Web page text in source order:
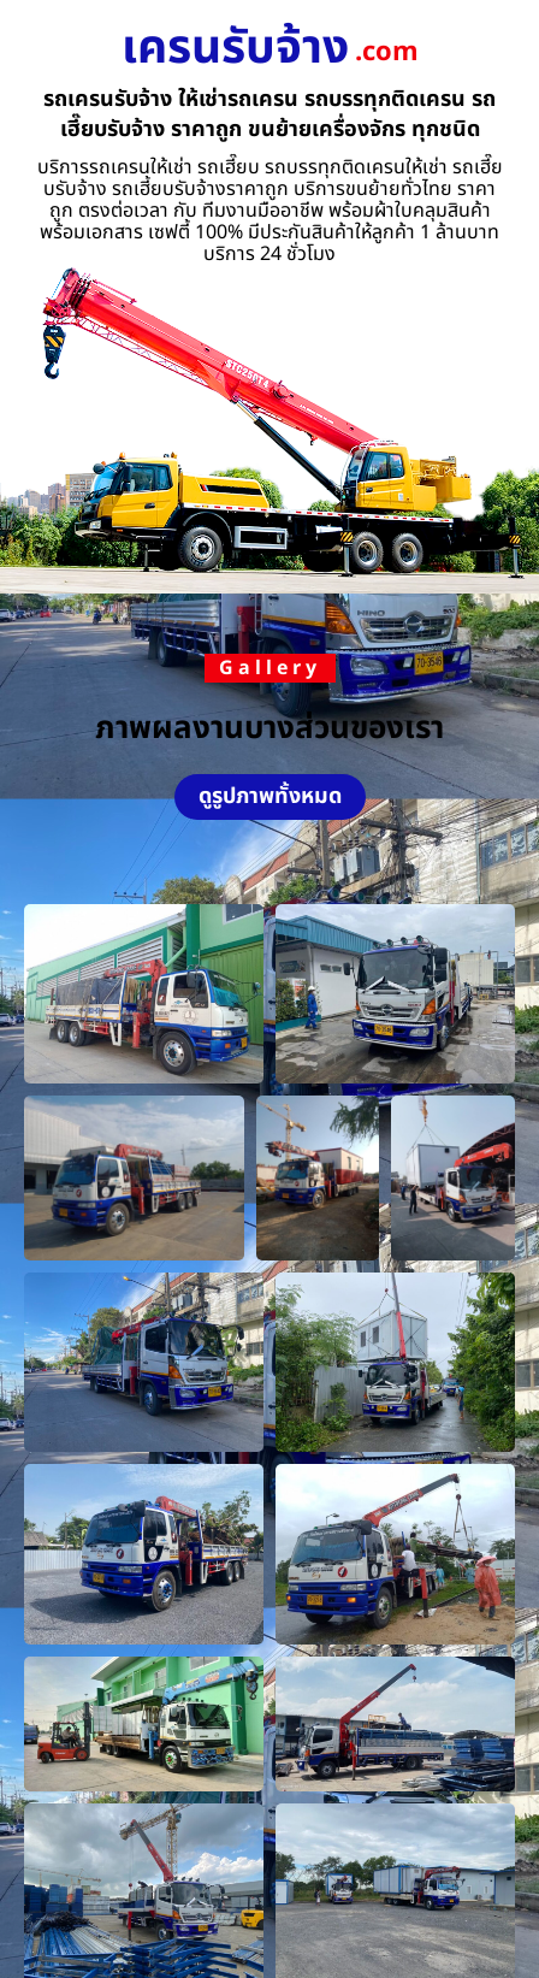
เครนรับจ้าง .com
รถเครนรับจ้าง ให้เช่ารถเครน รถบรรทุกติดเครน รถ
เฮี๊ยบรับจ้าง ราคาถูก ขนย้ายเครื่องจักร ทุกชนิด
บริการรถเครนให้เช่า รถเฮี๊ยบ รถบรรทุกติดเครนให้เช่า รถเฮี๊ย
บรับจ้าง รถเฮี้ยบรับจ้างราคาถูก บริการขนย้ายทั่วไทย ราคา
ถูก ตรงต่อเวลา กับ ทีมงานมืออาชีพ พร้อมผ้าใบคลุมสินค้า
พร้อมเอกสาร เซฟตี้ 100% มีประกันสินค้าให้ลูกค้า 1 ล้านบาท
บริการ 24 ชั่วโมง
Gallery
ภาพผลงานบางส่วนของเรา
ดูรูปภาพทั้งหมด